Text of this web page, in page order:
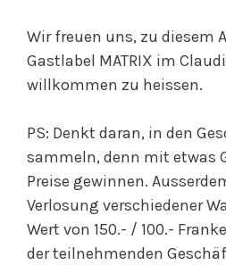
Wir freuen uns, zu diesem
Gastlabel MATRIX im
willkommen zu heissen.
PS: Denkt daran, in den
sammeln, denn mit etwas
Preise gewinnen.
Verlosung verschiedener
Wert von 150.- / 100.-
der teilnehmenden